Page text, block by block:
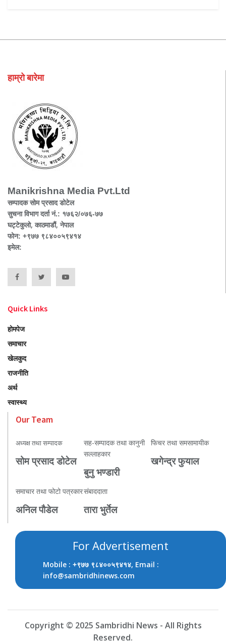
हाम्रो बारेमा
Manikrishna Media Pvt.Ltd
सम्पादक सोम प्रसाद डोटेल
सुचना विभाग दर्ता नं.: १७६२/०७६-७७
घट्टेकुलो, काठमाडौं, नेपाल
फोन: +९७७ ९८४००५९४१४
इमेल:
Quick Links
होमपेज
समाचार
खेलकुद
राजनीति
अर्थ
स्वास्थ्य
Our Team
अध्यक्ष तथा सम्पादक
सोम प्रसाद डोटेल
सह-सम्पादक तथा कानुनी
सल्लाहकार
बुनु भण्डारी
फिचर तथा समसामायीक
खगेन्द्र फुयाल
समाचार तथा फोटो पत्रकार
अनिल पौडेल
संबाददाता
तारा भुर्तेल
For Advertisement
Mobile : +९७७ ९८४००५९४१४, Email :
info@sambridhinews.com
Copyright © 2025 Sambridhi News - All Rights
Reserved.